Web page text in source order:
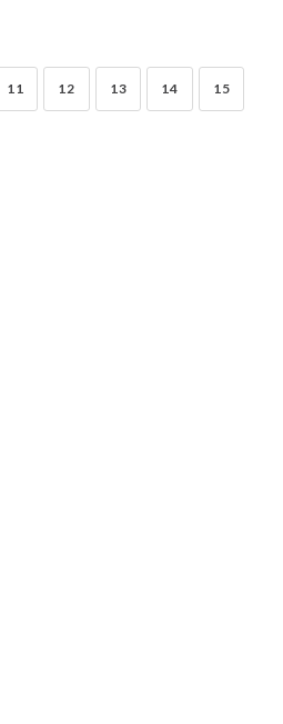
11 12 13 14 15